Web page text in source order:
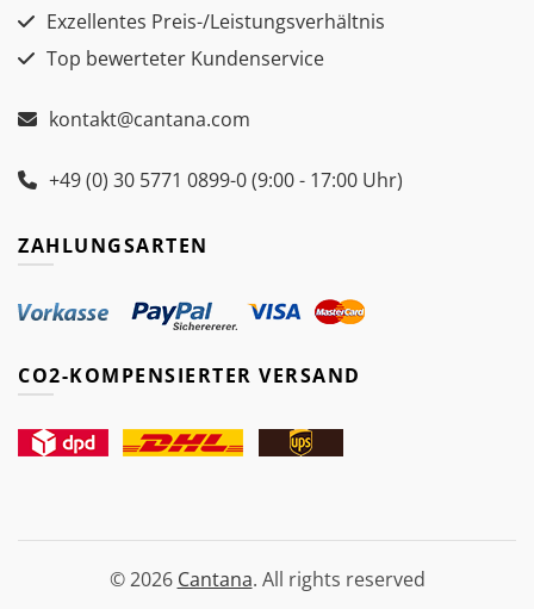
Exzellentes Preis-/Leistungsverhältnis
Top bewerteter Kundenservice
kontakt@cantana.com
+49 (0) 30 5771 0899-0 (9:00 - 17:00 Uhr)
ZAHLUNGSARTEN
CO2-KOMPENSIERTER VERSAND
© 2026 Cantana. All rights reserved